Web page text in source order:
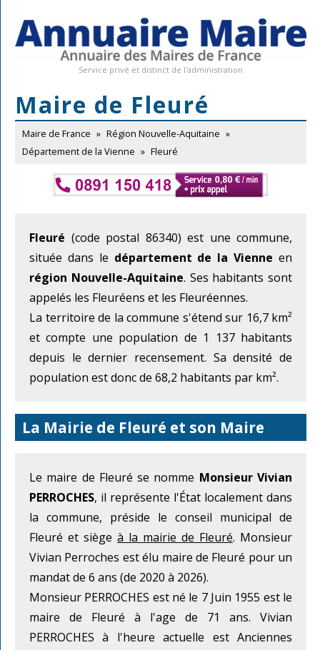
Service privé et distinct de l'administration
Maire de Fleuré
Maire de France » Région Nouvelle-Aquitaine »
Département de la Vienne » Fleuré
Fleuré (code postal 86340) est une commune,
située dans le département de la Vienne en
région Nouvelle-Aquitaine. Ses habitants sont
appelés les Fleuréens et les Fleuréennes.
La territoire de la commune s'étend sur 16,7 km²
et compte une population de 1 137 habitants
depuis le dernier recensement. Sa densité de
population est donc de 68,2 habitants par km².
La Mairie de Fleuré et son Maire
Le maire de Fleuré se nomme Monsieur Vivian
PERROCHES, il représente l'État localement dans
la commune, préside le conseil municipal de
Fleuré et siège à la mairie de Fleuré. Monsieur
Vivian Perroches est élu maire de Fleuré pour un
mandat de 6 ans (de 2020 à 2026).
Monsieur PERROCHES est né le 7 Juin 1955 est le
maire de Fleuré à l'age de 71 ans. Vivian
PERROCHES à l'heure actuelle est Anciennes